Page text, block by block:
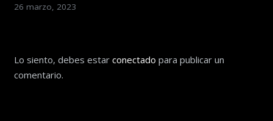
26 marzo, 2023
Lo siento, debes estar conectado para publicar un
comentario.